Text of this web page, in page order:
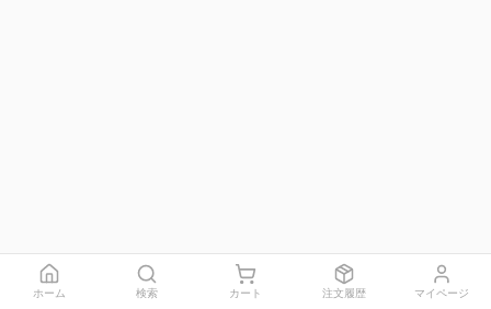
ホーム 検索 カート 注文履歴 マイページ